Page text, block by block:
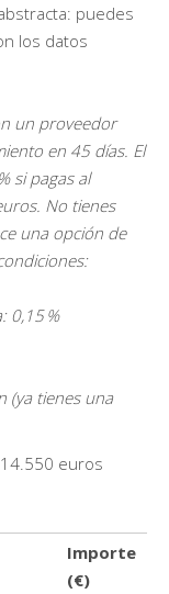
puedes
los datos
un proveedor
en 45 días. El
% si pagas al
No tienes
una opción de
0,15 %
(ya tienes una
euros
Importe
(€)